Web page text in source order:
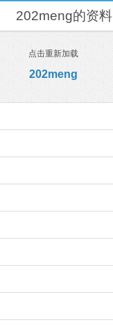
202meng的资料
点击重新加载
202meng